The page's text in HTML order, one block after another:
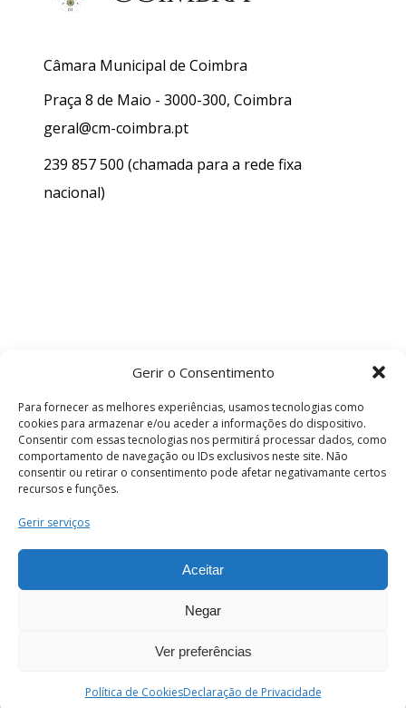
Gerir o Consentimento
Para fornecer as melhores experiências, usamos tecnologias como
cookies para armazenar e/ou aceder a informações do dispositivo.
Consentir com essas tecnologias nos permitirá processar dados, como
comportamento de navegação ou IDs exclusivos neste site. Não
consentir ou retirar o consentimento pode afetar negativamante certos
recursos e funções.
Gerir serviços
Aceitar
Negar
Ver preferências
Política de CookiesDeclaração de Privacidade
Câmara Municipal de Coimbra
Praça 8 de Maio - 3000-300, Coimbra
geral@cm-coimbra.pt
239 857 500 (chamada para a rede fixa
nacional)
Termos e Condições
os direitos reservados.